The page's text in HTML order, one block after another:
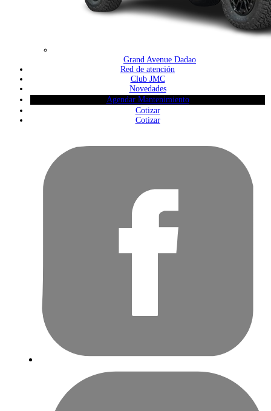
Grand Avenue Dadao
Red de atención
Club JMC
Novedades
Agendar Mantenimiento
Cotizar
Cotizar